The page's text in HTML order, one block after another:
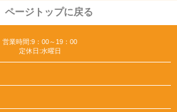
ページトップに戻る
営業時間:9：00～19：00
定休日:水曜日